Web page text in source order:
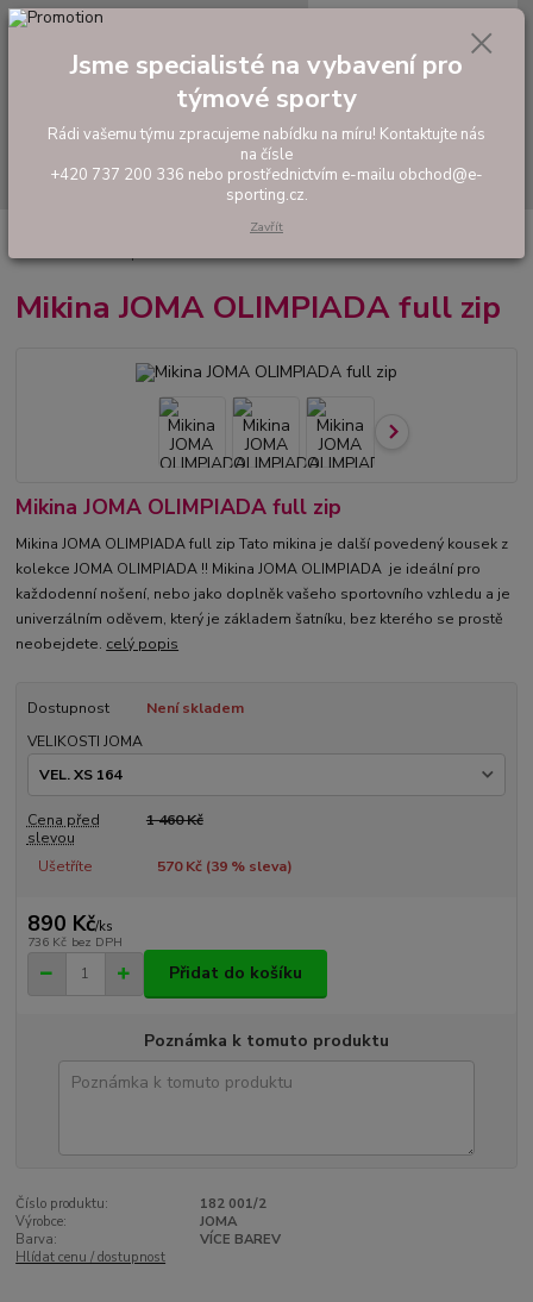
Hledat
tel: +420 737 200 336
0,00 Kč
Tréninkové oblečení
OLIMPIADA full zip
Mikina JOMA OLIMPIADA full zip
Mikina JOMA OLIMPIADA full zip
Mikina JOMA OLIMPIADA full zip Tato mikina je další povedený kousek z
kolekce JOMA OLIMPIADA !! Mikina JOMA OLIMPIADA je ideální pro
každodenní nošení, nebo jako doplněk vašeho sportovního vzhledu a je
univerzálním oděvem, který je základem šatníku, bez kterého se prostě
neobejdete. celý popis
Dostupnost
Není skladem
VELIKOSTI JOMA
Cena před
slevou
1 460 Kč
Ušetříte 570 Kč (39% sleva)
890 Kč/ks
736 Kč bez DPH
Přidat do košíku
Poznámka k tomuto produktu
Číslo produktu:
182 001/2
Výrobce:
JOMA
Barva:
VÍCE BAREV
Hlídat cenu / dostupnost
Jsme specialisté na vybavení pro
týmové sporty
Rádi vašemu týmu zpracujeme nabídku na míru! Kontaktujte nás
na čísle
+420 737 200 336 nebo prostřednictvím e-mailu obchod@e-
sporting.cz.
Zavřít